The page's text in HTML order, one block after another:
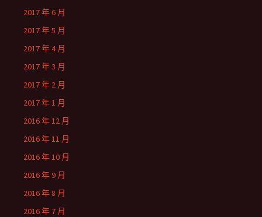
2017 年 6 月
2017 年 5 月
2017 年 4 月
2017 年 3 月
2017 年 2 月
2017 年 1 月
2016 年 12 月
2016 年 11 月
2016 年 10 月
2016 年 9 月
2016 年 8 月
2016 年 7 月